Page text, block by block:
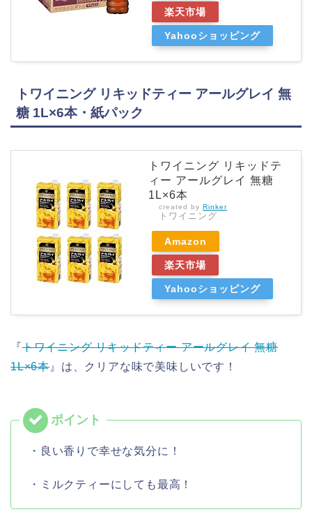
楽天市場
Yahooショッピング
トワイニング リキッドティー アールグレイ 無
糖 1L×6本・紙パック
トワイニング リキッドテ
ィー アールグレイ 無糖
1L×6本
created by Rinker
トワイニング
Amazon
楽天市場
Yahooショッピング
『トワイニング リキッドティー アールグレイ 無糖
1L×6本』は、クリアな味で美味しいです！
・良い香りで幸せな気分に！
・ミルクティーにしても最高！